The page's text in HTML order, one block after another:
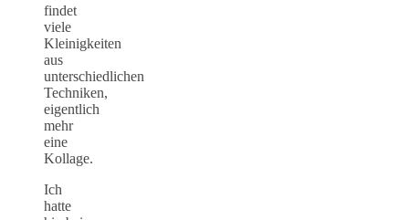
findet
viele
Kleinigkeiten
aus
unterschiedlichen
Techniken,
eigentlich
mehr
eine
Kollage.
Ich
hatte